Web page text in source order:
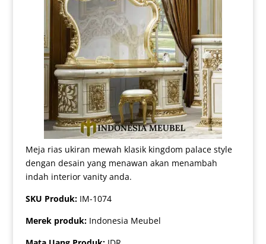
Meja rias ukiran mewah klasik kingdom palace style
dengan desain yang menawan akan menambah
indah interior vanity anda.
SKU Produk: IM-1074
Merek produk: Indonesia Meubel